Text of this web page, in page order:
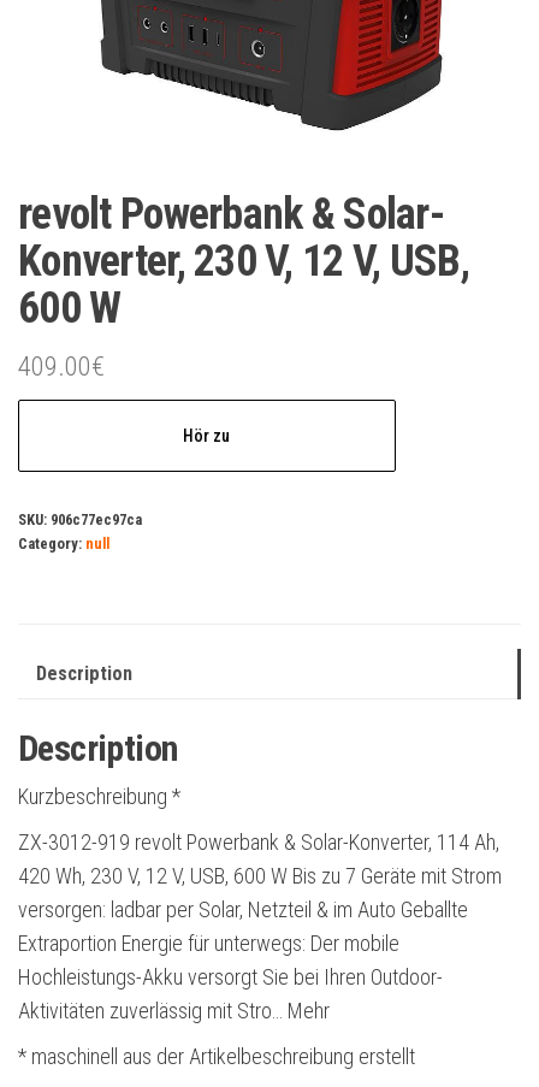
revolt Powerbank & Solar-
Konverter, 230 V, 12 V, USB,
600 W
409.00€
Hör zu
SKU: 906c77ec97ca
Category: null
Description
Description
Kurzbeschreibung *
ZX-3012-919 revolt Powerbank & Solar-Konverter, 114 Ah,
420 Wh, 230 V, 12 V, USB, 600 W Bis zu 7 Geräte mit Strom
versorgen: ladbar per Solar, Netzteil & im Auto Geballte
Extraportion Energie für unterwegs: Der mobile
Hochleistungs-Akku versorgt Sie bei Ihren Outdoor-
Aktivitäten zuverlässig mit Stro… Mehr
* maschinell aus der Artikelbeschreibung erstellt